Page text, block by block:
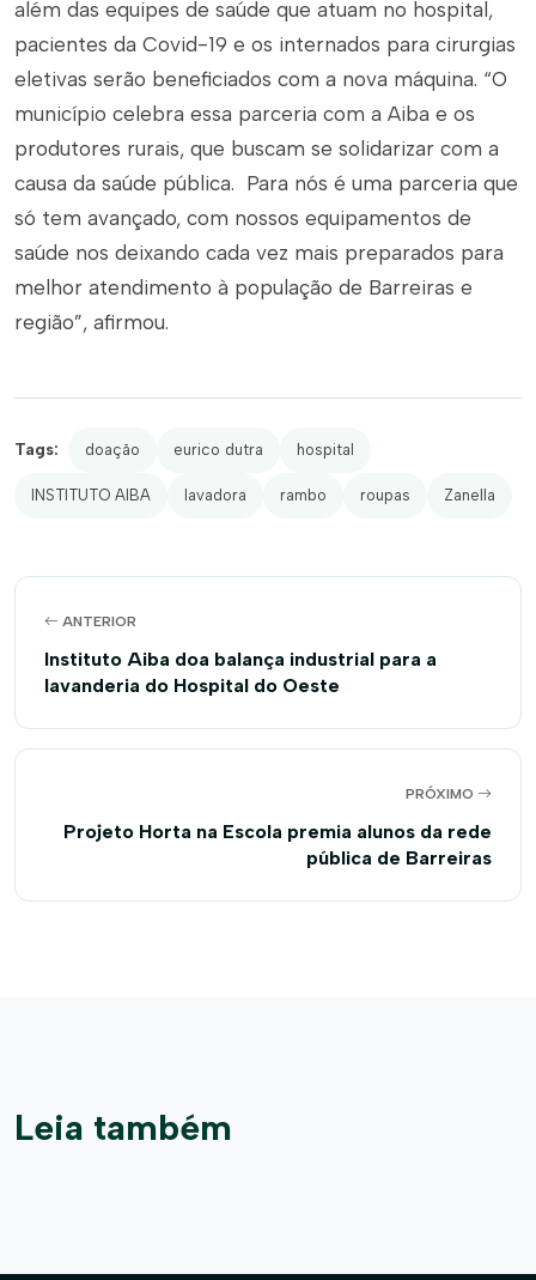
além das equipes de saúde que atuam no hospital,
pacientes da Covid-19 e os internados para cirurgias
eletivas serão beneficiados com a nova máquina. “O
município celebra essa parceria com a Aiba e os
produtores rurais, que buscam se solidarizar com a
causa da saúde pública. Para nós é uma parceria que
só tem avançado, com nossos equipamentos de
saúde nos deixando cada vez mais preparados para
melhor atendimento à população de Barreiras e
região”, afirmou.
Tags: doação eurico dutra hospital
INSTITUTO AIBA lavadora rambo roupas Zanella
ANTERIOR
Instituto Aiba doa balança industrial para a
lavanderia do Hospital do Oeste
PRÓXIMO
Projeto Horta na Escola premia alunos da rede
pública de Barreiras
Leia também